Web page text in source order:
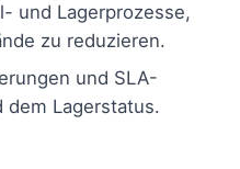
und Lagerprozesse,
zu reduzieren.
und SLA-
dem Lagerstatus.